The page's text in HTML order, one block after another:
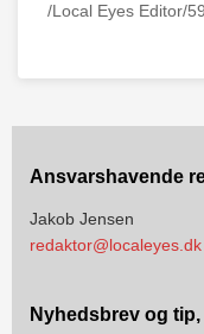
/Local Eyes Editor/
Ansvarshavende
Jakob Jensen
redaktor@localeyes.dk
Nyhedsbrev og tip,